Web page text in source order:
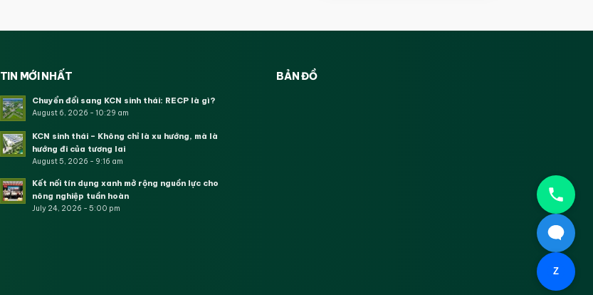
TIN MỚI NHẤT
Chuyển đổi sang KCN sinh thái: RECP là gì?
August 6, 2026 - 10:29 am
KCN sinh thái – Không chỉ là xu hướng, mà là
hướng đi của tương lai
August 5, 2026 - 9:16 am
Kết nối tín dụng xanh mở rộng nguồn lực cho
nông nghiệp tuần hoàn
July 24, 2026 - 5:00 pm
BẢN ĐỒ
Z